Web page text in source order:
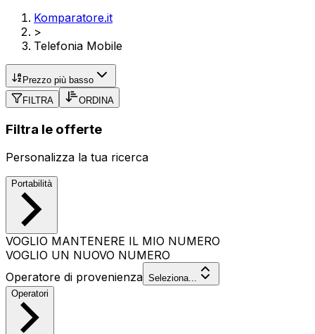
Komparatore.it
>
Telefonia Mobile
Prezzo più basso
FILTRA
ORDINA
Filtra le offerte
Personalizza la tua ricerca
Portabilità
VOGLIO MANTENERE IL MIO NUMERO
VOGLIO UN NUOVO NUMERO
Operatore di provenienza Seleziona...
Operatori